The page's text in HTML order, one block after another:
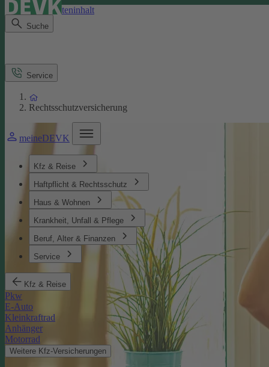
Direkt zum Seiteninhalt
Suche
meineDEVK
Kfz & Reise
Haftpflicht & Rechtsschutz
Haus & Wohnen
Krankheit, Unfall & Pflege
Beruf, Alter & Finanzen
Service
Kfz & Reise
Pkw
E-Auto
Kleinkraftrad
Anhänger
Motorrad
Weitere Kfz-Versicherungen
Service
Rechtsschutzversicherung